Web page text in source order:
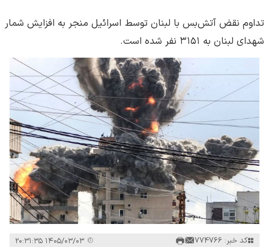
تداوم نقض آتش‌بس با لبنان توسط اسرائیل منجر به افزایش شمار
شهدای لبنان به ۳۱۵۱ نفر شده است.
کد خبر: 774766